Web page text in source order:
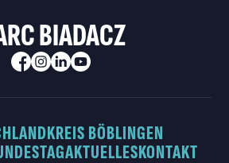
BIADACZ
LANDKREIS BÖBLINGEN
AKTUELLESKONTAKT